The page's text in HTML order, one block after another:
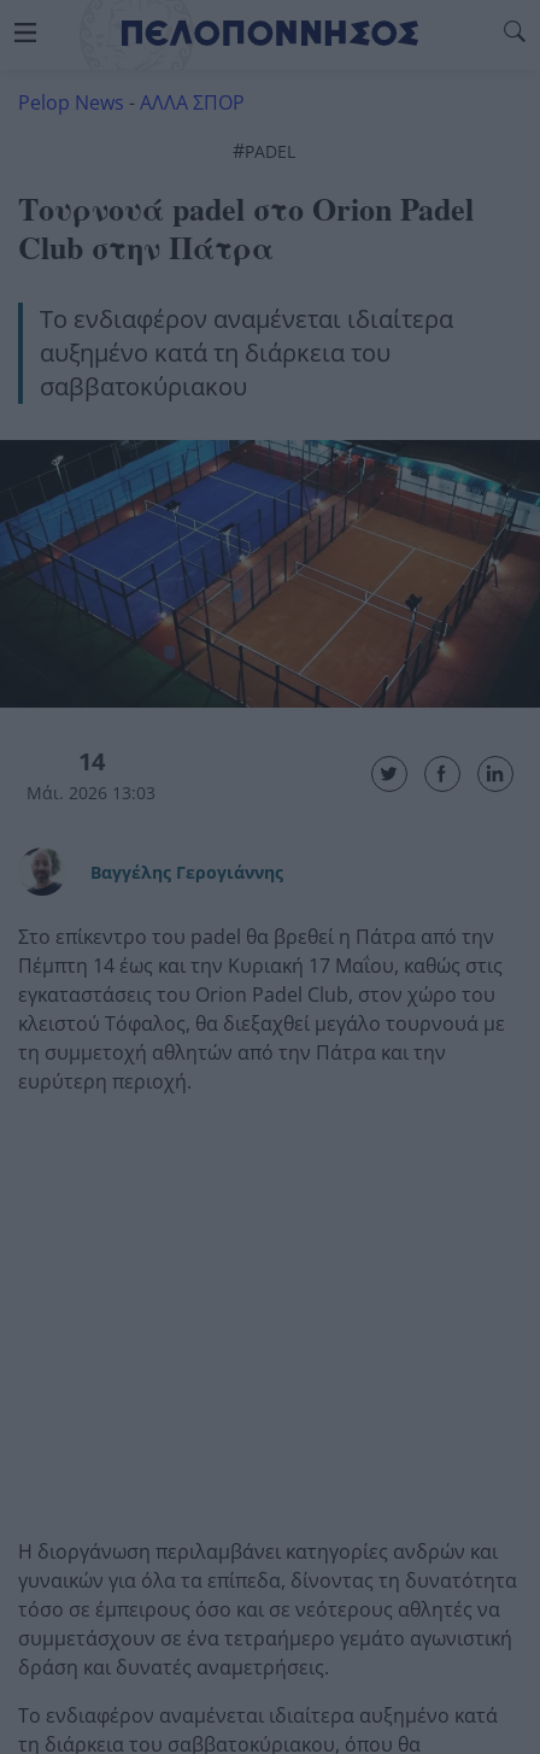
Pelop News -ΑΛΛΑ ΣΠΟΡ
#PADEL
Τουρνουά padel στο Orion Padel
Club στην Πάτρα
Το ενδιαφέρον αναμένεται ιδιαίτερα
αυξημένο κατά τη διάρκεια του
σαββατοκύριακου
14
Μάι. 2026 13:03
Βαγγέλης Γερογιάννης
Στο επίκεντρο του padel θα βρεθεί η Πάτρα από την
Πέμπτη 14 έως και την Κυριακή 17 Μαΐου, καθώς στις
εγκαταστάσεις του Orion Padel Club, στον χώρο του
κλειστού Τόφαλος, θα διεξαχθεί μεγάλο τουρνουά με
τη συμμετοχή αθλητών από την Πάτρα και την
ευρύτερη περιοχή.
Η διοργάνωση περιλαμβάνει κατηγορίες ανδρών και
γυναικών για όλα τα επίπεδα, δίνοντας τη δυνατότητα
τόσο σε έμπειρους όσο και σε νεότερους αθλητές να
συμμετάσχουν σε ένα τετραήμερο γεμάτο αγωνιστική
δράση και δυνατές αναμετρήσεις.
Το ενδιαφέρον αναμένεται ιδιαίτερα αυξημένο κατά
τη διάρκεια του σαββατοκύριακου, όπου θα